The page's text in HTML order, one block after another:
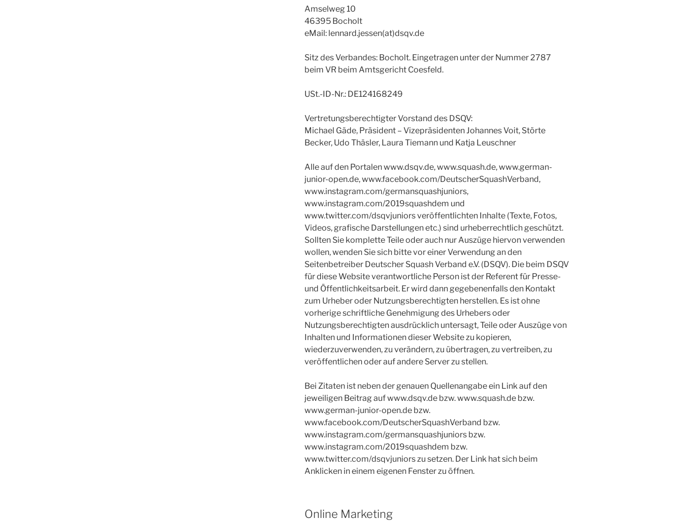
Amselweg 10
46395 Bocholt
eMail: lennard.jessen(at)dsqv.de
Sitz des Verbandes: Bocholt. Eingetragen unter der Nummer 2787
beim VR beim Amtsgericht Coesfeld.
USt.-ID-Nr.: DE124168249
Vertretungsberechtigter Vorstand des DSQV:
Michael Gäde, Präsident – Vizepräsidenten Johannes Voit, Störte
Becker, Udo Thäsler, Laura Tiemann und Katja Leuschner
Alle auf den Portalen www.dsqv.de, www.squash.de, www.german-
junior-open.de, www.facebook.com/DeutscherSquashVerband,
www.instagram.com/germansquashjuniors,
www.instagram.com/2019squashdem und
www.twitter.com/dsqvjuniors veröffentlichten Inhalte (Texte, Fotos,
Videos, grafische Darstellungen etc.) sind urheberrechtlich geschützt.
Sollten Sie komplette Teile oder auch nur Auszüge hiervon verwenden
wollen, wenden Sie sich bitte vor einer Verwendung an den
Seitenbetreiber Deutscher Squash Verband e.V. (DSQV). Die beim DSQV
für diese Website verantwortliche Person ist der Referent für Presse-
und Öffentlichkeitsarbeit. Er wird dann gegebenenfalls den Kontakt
zum Urheber oder Nutzungsberechtigten herstellen. Es ist ohne
vorherige schriftliche Genehmigung des Urhebers oder
Nutzungsberechtigten ausdrücklich untersagt, Teile oder Auszüge von
Inhalten und Informationen dieser Website zu kopieren,
wiederzuverwenden, zu verändern, zu übertragen, zu vertreiben, zu
veröffentlichen oder auf andere Server zu stellen.
Bei Zitaten ist neben der genauen Quellenangabe ein Link auf den
jeweiligen Beitrag auf www.dsqv.de bzw. www.squash.de bzw.
www.german-junior-open.de bzw.
www.facebook.com/DeutscherSquashVerband bzw.
www.instagram.com/germansquashjuniors bzw.
www.instagram.com/2019squashdem bzw.
www.twitter.com/dsqvjuniors zu setzen. Der Link hat sich beim
Anklicken in einem eigenen Fenster zu öffnen.
Online Marketing